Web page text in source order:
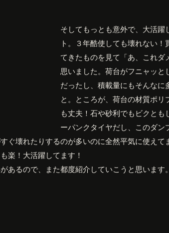
そしてもっとも意外で、大活躍
ト。３年酷使しても壊れない
てきたものを見て「あ、これダ
思いました。荷台がフニャッと
だったし、積載量にもそんなに
と。ところが、荷台の材質ポリ
も丈夫！石や砂利でもビクとも
ーパンクタイヤだし、このダン
ぐ壊れたりするのが多いのに全然平気に使えて
楽！大活躍してます！
あるので、また都度紹介していこうと思います